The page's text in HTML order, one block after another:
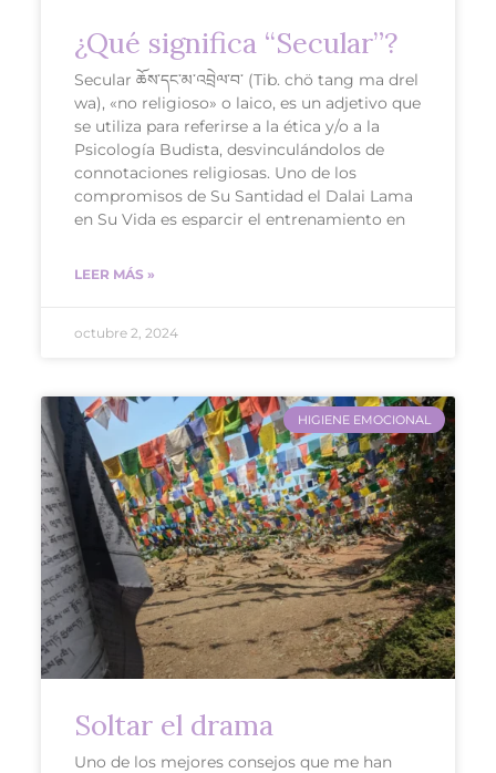
¿Qué significa “Secular”?
Secular ཆོས་དང་མ་འབྲེལ་བ་ (Tib. chö tang ma drel
wa), «no religioso» o laico, es un adjetivo que
se utiliza para referirse a la ética y/o a la
Psicología Budista, desvinculándolos de
connotaciones religiosas. Uno de los
compromisos de Su Santidad el Dalai Lama
en Su Vida es esparcir el entrenamiento en
LEER MÁS »
octubre 2, 2024
HIGIENE EMOCIONAL
Soltar el drama
Uno de los mejores consejos que me han